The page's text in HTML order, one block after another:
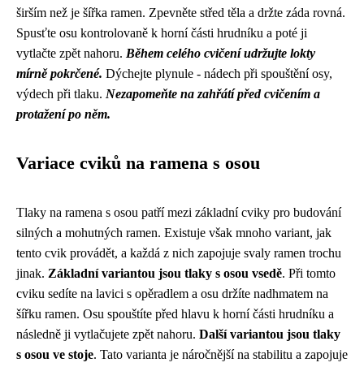
širším než je šířka ramen. Zpevněte střed těla a držte záda rovná.
Spusťte osu kontrolovaně k horní části hrudníku a poté ji
vytlačte zpět nahoru. Během celého cvičení udržujte lokty
mírně pokrčené. Dýchejte plynule - nádech při spouštění osy,
výdech při tlaku. Nezapomeňte na zahřátí před cvičením a
protažení po něm.
Variace cviků na ramena s osou
Tlaky na ramena s osou patří mezi základní cviky pro budování
silných a mohutných ramen. Existuje však mnoho variant, jak
tento cvik provádět, a každá z nich zapojuje svaly ramen trochu
jinak. Základní variantou jsou tlaky s osou vsedě. Při tomto
cviku sedíte na lavici s opěradlem a osu držíte nadhmatem na
šířku ramen. Osu spouštíte před hlavu k horní části hrudníku a
následně ji vytlačujete zpět nahoru. Další variantou jsou tlaky
s osou ve stoje. Tato varianta je náročnější na stabilitu a zapojuje